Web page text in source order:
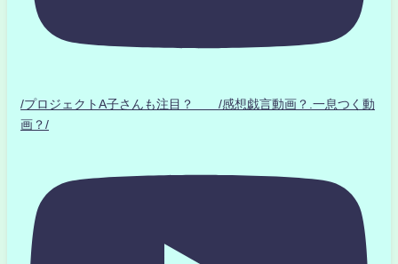
/プロジェクトA子さんも注目？ /感想戯言動画？.一息つく動
画？/